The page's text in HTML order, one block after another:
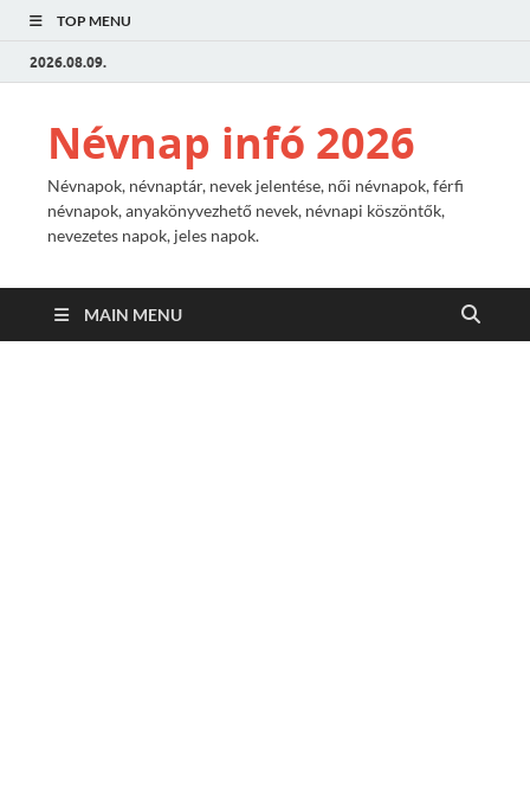
TOP MENU
2026.08.09.
Névnap infó 2026
Névnapok, névnaptár, nevek jelentése, női névnapok, férfi
névnapok, anyakönyvezhető nevek, névnapi köszöntők,
nevezetes napok, jeles napok.
MAIN MENU